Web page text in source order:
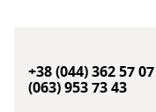
+38 (044) 362 57 07
(063) 953 73 43